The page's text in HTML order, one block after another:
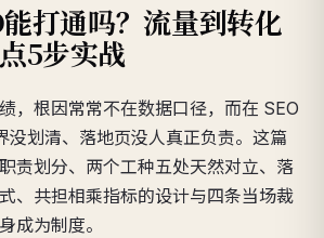
打通吗？流量到转化
5步实战
，根因常常不在数据口径，而在 SEO
没划清、落地页没人真正负责。这篇
责划分、两个工种五处天然对立、落
、共担相乘指标的设计与四条当场裁
成为制度。